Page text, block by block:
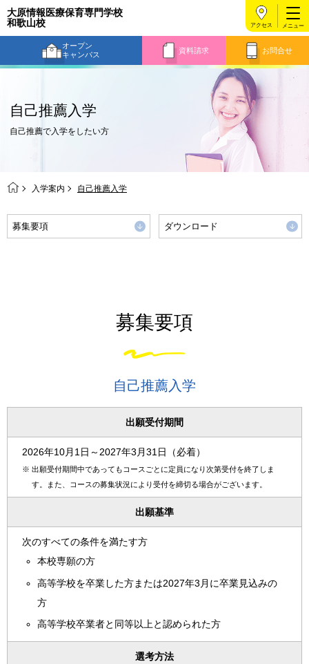
大原情報医療保育専門学校
和歌山校
オープン
キャンパス
資料請求 お問合せ
アクセス
自己推薦入学
自己推薦で入学をしたい方
入学案内 自己推薦入学
募集要項 ダウンロード
募集要項
自己推薦入学
出願受付期間
2026年10月1日～2027年3月31日（必着）
※ 出願受付期間中であってもコースごとに定員になり次第受付を終了しま
す。また、コースの募集状況により受付を締切る場合がございます。
出願基準
次のすべての条件を満たす方
本校専願の方
高等学校を卒業した方または2027年3月に卒業見込みの
方
高等学校卒業者と同等以上と認められた方
選考方法